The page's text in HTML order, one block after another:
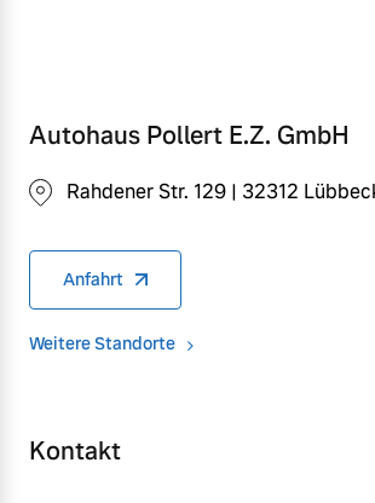
Autohaus Pollert E.Z. GmbH
Rahdener Str. 129 | 32312
Anfahrt
Weitere Standorte
Kontakt